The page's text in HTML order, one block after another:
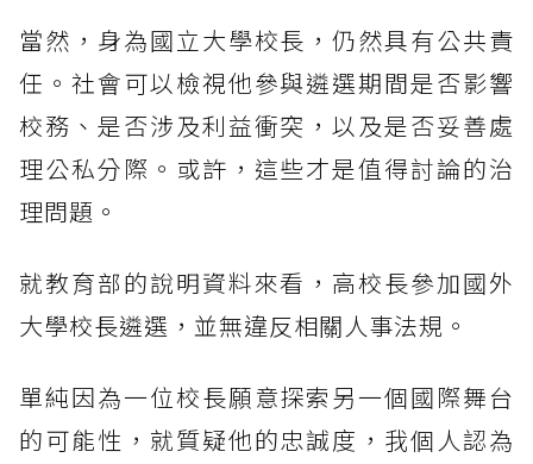
當然，身為國立大學校長，仍然具有公共責
任。社會可以檢視他參與遴選期間是否影響
校務、是否涉及利益衝突，以及是否妥善處
理公私分際。或許，這些才是值得討論的治
理問題。
就教育部的說明資料來看，高校長參加國外
大學校長遴選，並無違反相關人事法規。
單純因為一位校長願意探索另一個國際舞台
的可能性，就質疑他的忠誠度，我個人認為